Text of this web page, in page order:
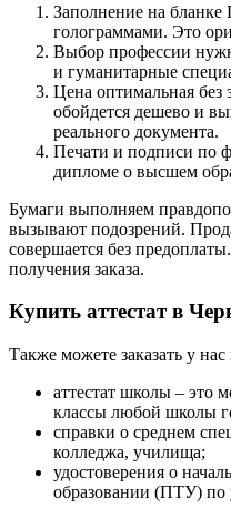
Заполнение на
голограммами. Это
Выбор профессии
и гуманитарные
Цена оптимальная
обойдется дешево и
реального документа.
Печати и подписи по
дипломе о высшем
Бумаги выполняем
вызывают подозрений.
совершается без
получения заказа.
Купить аттестат в
Также можете заказать у
аттестат школы – это
классы любой школы
справки о среднем
колледжа, училища;
удостоверения о
образовании (ПТУ) по